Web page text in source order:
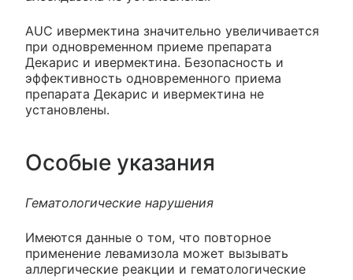
AUC ивермектина значительно увеличивается
при одновременном приеме препарата
Декарис и ивермектина. Безопасность и
эффективность одновременного приема
препарата Декарис и ивермектина не
установлены.
Особые указания
Гематологические нарушения
Имеются данные о том, что повторное
применение левамизола может вызывать
аллергические реакции и гематологические